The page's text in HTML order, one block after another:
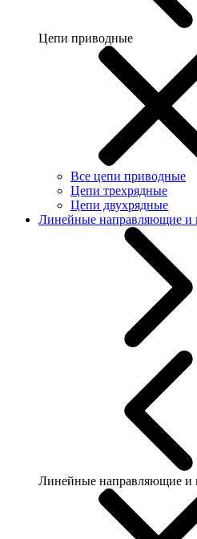
Цепи приводные
Все цепи приводные
Цепи трехрядные
Цепи двухрядные
Линейные направляющие и
Линейные направляющие и